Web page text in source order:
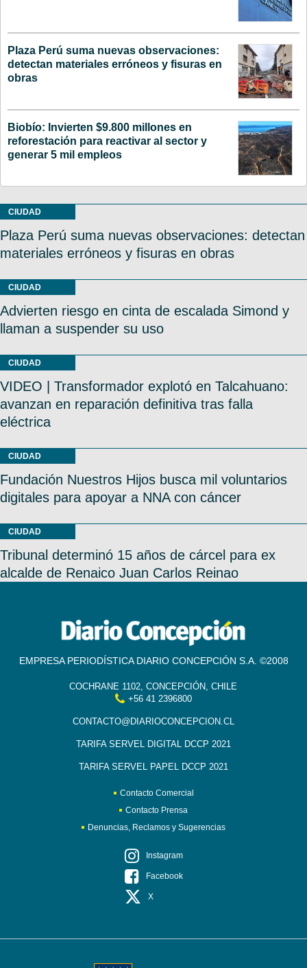
Plaza Perú suma nuevas observaciones:
detectan materiales erróneos y fisuras en
obras
Biobío: Invierten $9.800 millones en
reforestación para reactivar al sector y
generar 5 mil empleos
CIUDAD
Plaza Perú suma nuevas observaciones: detectan
materiales erróneos y fisuras en obras
CIUDAD
Advierten riesgo en cinta de escalada Simond y
llaman a suspender su uso
CIUDAD
VIDEO | Transformador explotó en Talcahuano:
avanzan en reparación definitiva tras falla
eléctrica
CIUDAD
Fundación Nuestros Hijos busca mil voluntarios
digitales para apoyar a NNA con cáncer
CIUDAD
Tribunal determinó 15 años de cárcel para ex
alcalde de Renaico Juan Carlos Reinao
EMPRESA PERIODÍSTICA DIARIO CONCEPCIÓN S.A. ©2008
COCHRANE 1102, CONCEPCIÓN, CHILE
+56 41 2396800
CONTACTO@DIARIOCONCEPCION.CL
TARIFA SERVEL DIGITAL DCCP 2021
TARIFA SERVEL PAPEL DCCP 2021
Contacto Comercial
Contacto Prensa
Denuncias, Reclamos y Sugerencias
Instagram
Facebook
X